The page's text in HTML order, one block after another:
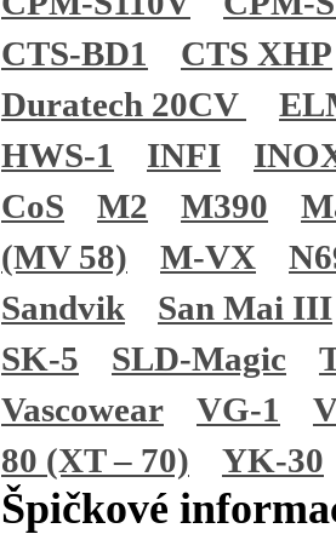
CTS-BD1
CTS XHP
Duratech 20CV
HWS-1
INFI
CoS
M2 M390
(MV 58)
M-VX
Sandvik
San Mai III
SK-5
SLD-Magic
Vascowear
VG-1
80 (XT – 70)
YK-30
Špičkové